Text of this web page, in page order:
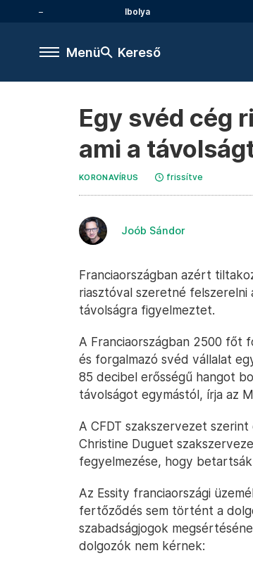
Ibolya
Menü Kereső
Egy svéd cég
ami a
KORONAVÍRUS frissítve
Joób Sándor
Franciaországban azért
riasztóval szeretné
távolságra figyelmeztet.
A Franciaországban 2500 főt
és forgalmazó svéd vállalat
85 decibel erősségű hangot
távolságot egymástól, írja az
A CFDT szakszervezet
Christine Duguet
fegyelmezése, hogy
Az Essity franciaországi
fertőződés sem történt a
szabadságjogok
dolgozók nem kérnek: